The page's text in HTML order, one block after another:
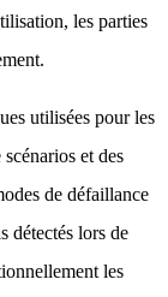
les parties
utilisées pour les
et des
de défaillance
détectés lors de
les